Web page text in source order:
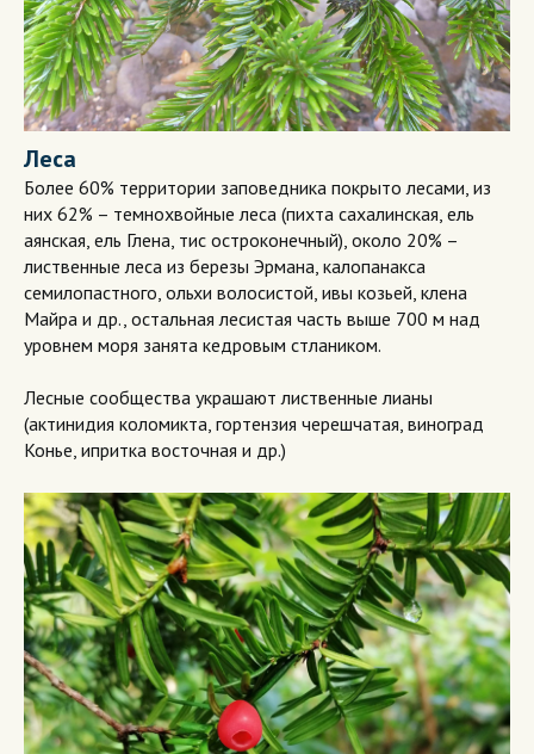
Леса
Более 60% территории заповедника покрыто лесами, из
них 62% – темнохвойные леса (пихта сахалинская, ель
аянская, ель Глена, тис остроконечный), около 20% –
лиственные леса из березы Эрмана, калопанакса
семилопастного, ольхи волосистой, ивы козьей, клена
Майра и др., остальная лесистая часть выше 700 м над
уровнем моря занята кедровым стлаником.
Лесные сообщества украшают лиственные лианы
(актинидия коломикта, гортензия черешчатая, виноград
Конье, ипритка восточная и др.)